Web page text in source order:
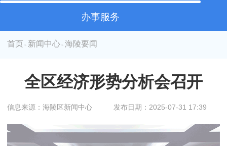
办事服务
首页 > 新闻中心 > 海陵要闻
全区经济形势分析会召开
信息来源：海陵区新闻中心 发布日期：2025-07-31 17:39